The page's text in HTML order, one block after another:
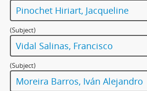
Pinochet Hiriart, Jacqueline
(Subject)
Vidal Salinas, Francisco
(Subject)
Moreira Barros, Iván Alejandro